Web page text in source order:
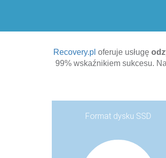
Recovery.pl oferuje usługę
99% wskaźnikiem sukcesu.
Format dysku SSD